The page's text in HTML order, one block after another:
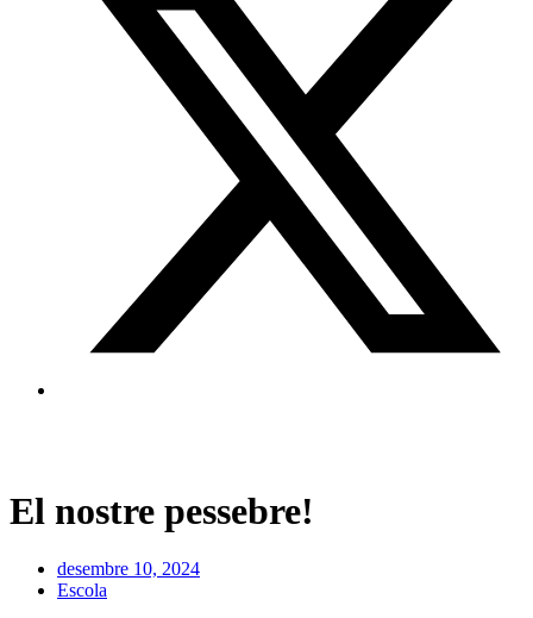
El nostre pessebre!
desembre 10, 2024
Escola